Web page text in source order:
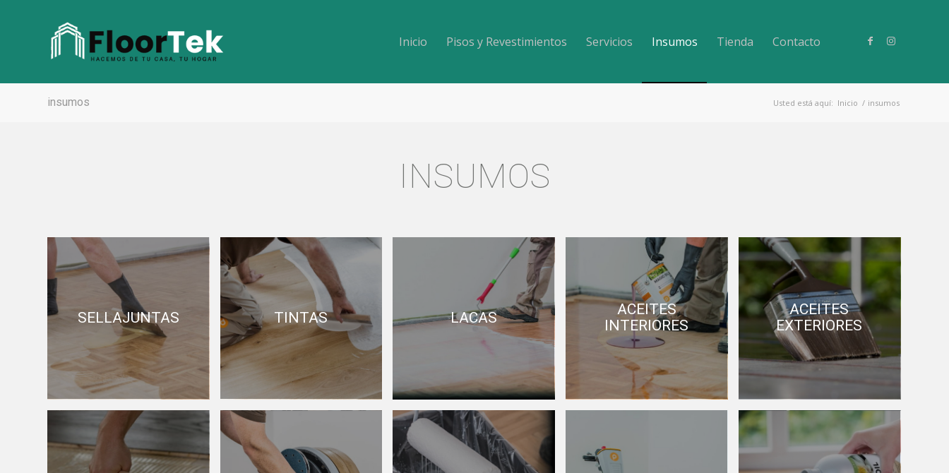
Inicio Pisos y Revestimientos Servicios Insumos Tienda Contacto
insumos Usted está aquí: Inicio / insumos
INSUMOS
SELLAJUNTAS TINTAS LACAS
ACEITES
INTERIORES
ACEITES
EXTERIORES